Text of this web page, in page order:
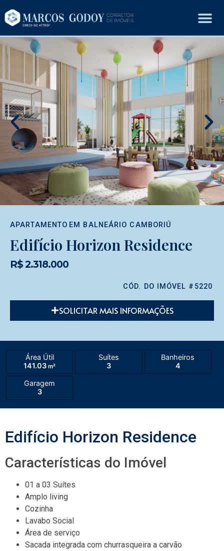
APARTAMENTO EM BALNEÁRIO CAMBORIÚ
Edifício Horizon Residence
R$ 2.318.000
CÓD. DO IMÓVEL #5220
SOLICITAR MAIS INFORMAÇÕES
Área Útil
141.03 m²
Suítes
3
Banheiros
4
Garagem
3
Edifício Horizon Residence
Características do Imóvel
01 a 03 Suítes
Amplo living
Cozinha
Lavabo Social
Área de serviço
Sacada integrada com churrasqueira a carvão